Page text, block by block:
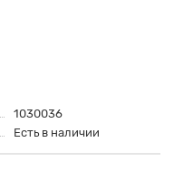
1030036
Есть в наличии